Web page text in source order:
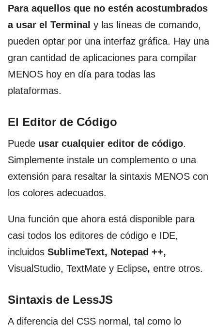
Para aquellos que no estén acostumbrados
a usar el Terminal y las líneas de comando,
pueden optar por una interfaz gráfica. Hay una
gran cantidad de aplicaciones para compilar
MENOS hoy en día para todas las
plataformas.
El Editor de Código
Puede usar cualquier editor de código.
Simplemente instale un complemento o una
extensión para resaltar la sintaxis MENOS con
los colores adecuados.
Una función que ahora está disponible para
casi todos los editores de código e IDE,
incluidos SublimeText, Notepad ++,
VisualStudio, TextMate y Eclipse, entre otros.
Sintaxis de LessJS
A diferencia del CSS normal, tal como lo